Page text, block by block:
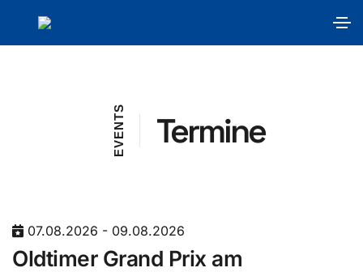
E
V
E
N
T
S
Termine
07.08.2026 - 09.08.2026
Oldtimer Grand Prix am